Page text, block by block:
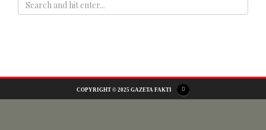
COPYRIGHT © 2025 GAZETA FAKTI